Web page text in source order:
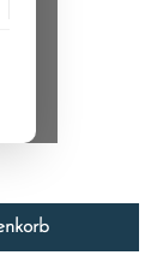
Wert